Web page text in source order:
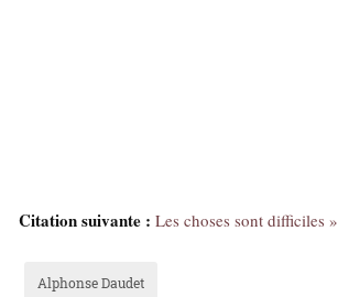
Citation suivante : Les choses sont difficiles »
Alphonse Daudet